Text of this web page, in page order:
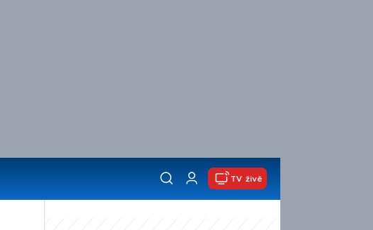
TV živě